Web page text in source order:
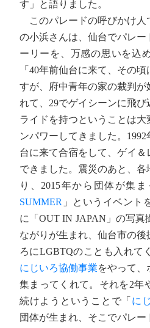
す」と語りました。
このパレードの呼びかけ人
の小浜さんは、仙台でパレー
ーリーを、万感の思いを込
「40年前仙台に来て、その
すが、府中青年の家の裁判が
れて、29でゲイシーンに飛
ライドを持つということは
ンパワーしてきました。
台に来て合宿をして、ゲイ
できました。震災のあと、各
り、2015年から団体が集
SUMMER 」というイベント
に「OUT IN JAPAN」の写真
ながりが生まれ、仙台市の後
ろにLGBTQのことも入れて
にじいろ協働事業をやって、
集まってくれて。それを2年
続けようということで「 に
団体が生まれ、そこでパレ